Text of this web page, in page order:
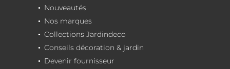
Nouveautés
Nos marques
Collections Jardindeco
Conseils décoration & jardin
Devenir fournisseur